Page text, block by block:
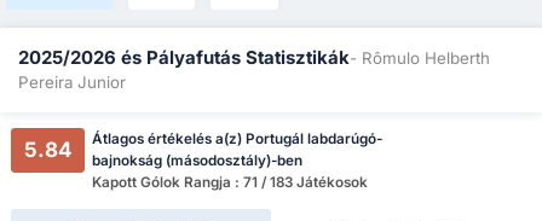
2025/2026 és Pályafutás Statisztikák- Rômulo Helberth
Pereira Junior
5.84
Átlagos értékelés a(z) Portugál labdarúgó-
bajnokság (másodosztály)-ben
Kapott Gólok Rangja : 71 / 183 Játékosok